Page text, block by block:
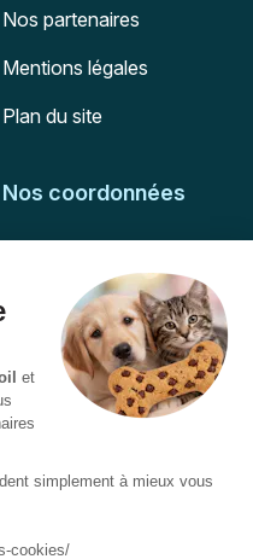
Nos partenaires
Mentions légales
Plan du site
Nos coordonnées
51-55 rue Hoche
94767
Ivry-sur-Seine
Pas encore client ?
Mail :
adhesion@assuropoil.com
Tel :
01 77 94 89 02